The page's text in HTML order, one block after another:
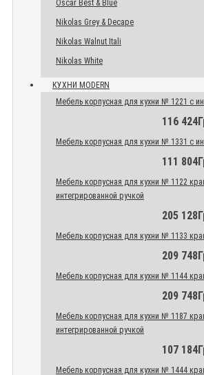
Oscar Best & Blue
Nikolas Grey & Decape
Nikolas Walnut Itali
Nikolas White
КУХНИ MODERN
Мебель корпусная для кухни № 1221 с
116
Мебель корпусная для кухни № 1331 с
111
Мебель корпусная для кухни № 1122
интегрированной ручкой
205
Мебель корпусная для кухни № 1133
209
Мебель корпусная для кухни № 1144
209
Мебель корпусная для кухни № 1187
интегрированной ручкой
107
Мебель корпусная для кухни № 1444